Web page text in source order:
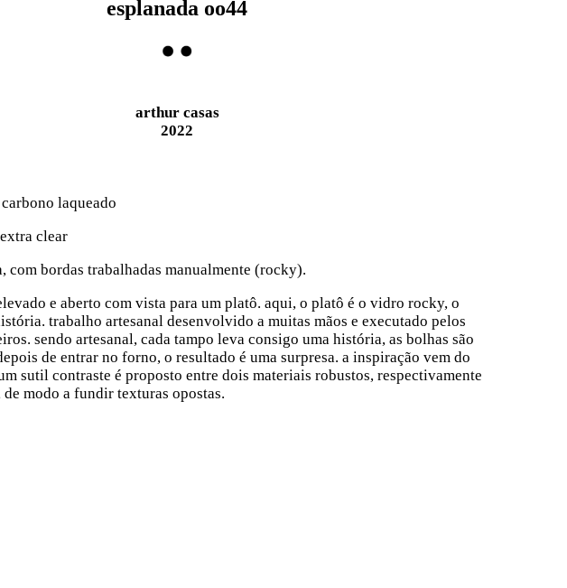
esplanada oo44
arthur casas
2022
laqueado
clear
, com bordas trabalhadas manualmente (rocky).
e aberto com vista para um platô. aqui, o platô é o vidro rocky, o
trabalho artesanal desenvolvido a muitas mãos e executado pelos
sendo artesanal, cada tampo leva consigo uma história, as bolhas são
de entrar no forno, o resultado é uma surpresa. a inspiração vem do
sutil contraste é proposto entre dois materiais robustos, respectivamente
modo a fundir texturas opostas.